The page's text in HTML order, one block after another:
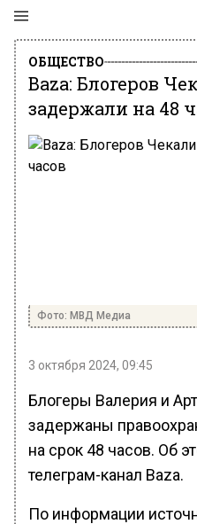
ОБЩЕСТВО
Baza: Блогеров
задержали на 48
Фото: МВД Медиа
3 октября 2024, 09:45
Блогеры Валерия и
задержаны
на срок 48 часов. Об
телеграм-канал Baza.
По информации